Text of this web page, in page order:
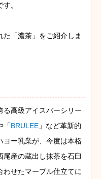
す。
「濃茶」をご紹介しま
る高級アイスバーシリー
「BRULEE 」など革新的
ヨー乳業が、今度は本格
産の蔵出し抹茶を石臼
せたマーブル仕立てに